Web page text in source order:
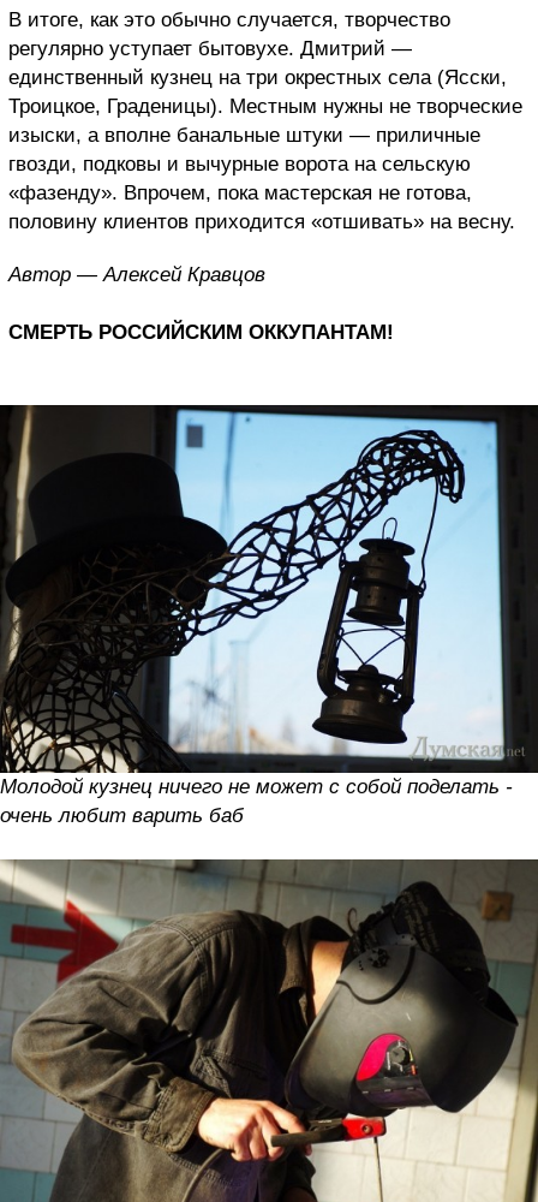
В итоге, как это обычно случается, творчество
регулярно уступает бытовухе. Дмитрий —
единственный кузнец на три окрестных села (Ясски,
Троицкое, Граденицы). Местным нужны не творческие
изыски, а вполне банальные штуки — приличные
гвозди, подковы и вычурные ворота на сельскую
«фазенду». Впрочем, пока мастерская не готова,
половину клиентов приходится «отшивать» на весну.
Автор — Алексей Кравцов
СМЕРТЬ РОССИЙСКИМ ОККУПАНТАМ!
Молодой кузнец ничего не может с собой поделать -
очень любит варить баб